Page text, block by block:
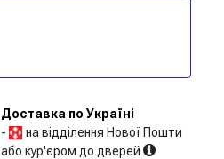
Доставка по Україні
-
на відділення Нової Пошти
або кур'єром до дверей